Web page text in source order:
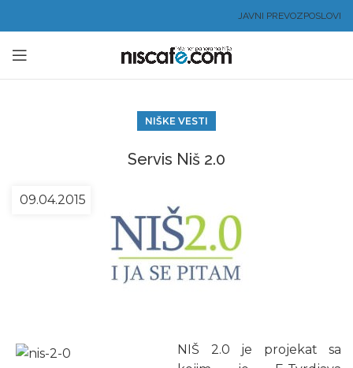
JAVNI PREVOZPOSLOVI
NIŠKE VESTI
Servis Niš 2.0
09.04.2015
NIŠ 2.0 je projekat sa